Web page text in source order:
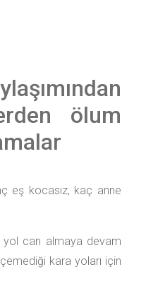
ölum
eş kocasız, kaç anne
yol can almaya devam
kara yoları için